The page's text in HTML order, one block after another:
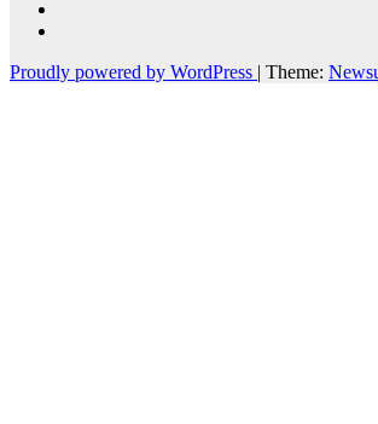
Proudly powered by WordPress | Theme: